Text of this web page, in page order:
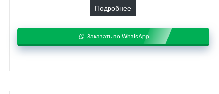
Подробнее
Заказать по WhatsApp